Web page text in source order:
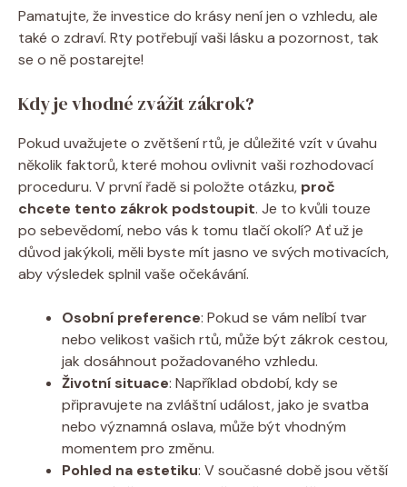
Pamatujte, že investice do krásy není jen o vzhledu, ale
také o zdraví. Rty potřebují vaši lásku a pozornost, tak
se o ně postarejte!
Kdy je vhodné zvážit zákrok?
Pokud uvažujete o zvětšení rtů, je důležité vzít v úvahu
několik faktorů, které mohou ovlivnit vaši rozhodovací
proceduru. V první řadě si položte otázku, proč
chcete tento zákrok podstoupit. Je to kvůli touze
po sebevědomí, nebo vás k tomu tlačí okolí? Ať už je
důvod jakýkoli, měli byste mít jasno ve svých motivacích,
aby výsledek splnil vaše očekávání.
Osobní preference: Pokud se vám nelíbí tvar
nebo velikost vašich rtů, může být zákrok cestou,
jak dosáhnout požadovaného vzhledu.
Životní situace: Například období, kdy se
připravujete na zvláštní událost, jako je svatba
nebo významná oslava, může být vhodným
momentem pro změnu.
Pohled na estetiku: V současné době jsou větší